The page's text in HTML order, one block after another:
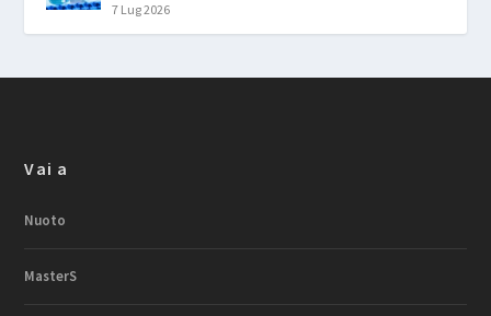
7 Lug 2026
Vai a
Nuoto
MasterS